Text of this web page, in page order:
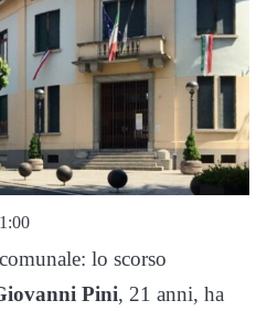
lo scorso
Pini, 21 anni, ha